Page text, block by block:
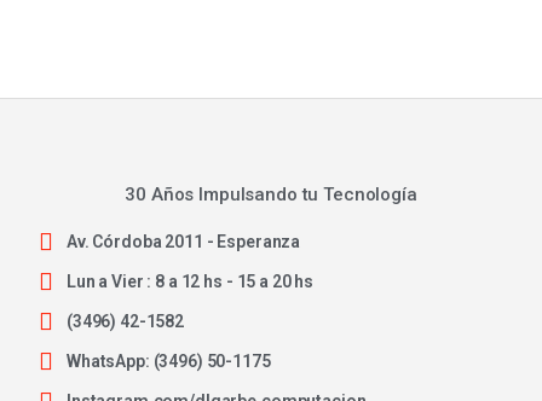
30 Años Impulsando tu Tecnología
Av. Córdoba 2011 - Esperanza
Lun a Vier : 8 a 12 hs - 15 a 20 hs
(3496) 42-1582
WhatsApp: (3496) 50-1175